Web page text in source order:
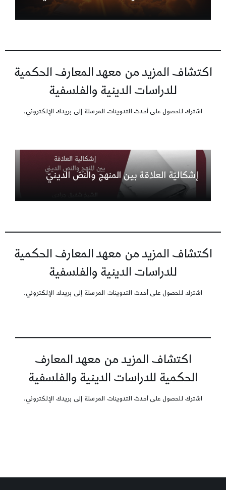
اكتشاف المزيد من معهد المعارف الحكمية
للدراسات الدينية والفلسفية
اشترك للحصول على أحدث التدوينات المرسلة إلى بريدك الإلكتروني.
إشكاليّة العلاقة بين المنهج والنصّ الدينيّ
اكتشاف المزيد من معهد المعارف الحكمية
للدراسات الدينية والفلسفية
اشترك للحصول على أحدث التدوينات المرسلة إلى بريدك الإلكتروني.
اكتشاف المزيد من معهد المعارف
الحكمية للدراسات الدينية والفلسفية
اشترك للحصول على أحدث التدوينات المرسلة إلى بريدك الإلكتروني.